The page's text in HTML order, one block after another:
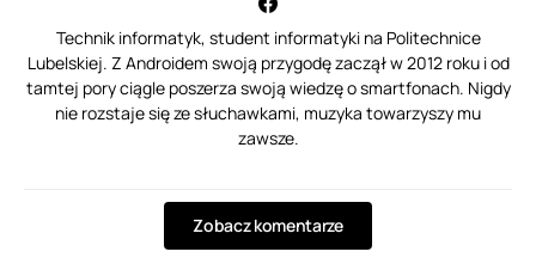
Technik informatyk, student informatyki na Politechnice
Lubelskiej. Z Androidem swoją przygodę zaczął w 2012 roku i od
tamtej pory ciągle poszerza swoją wiedzę o smartfonach. Nigdy
nie rozstaje się ze słuchawkami, muzyka towarzyszy mu
zawsze.
Zobacz komentarze